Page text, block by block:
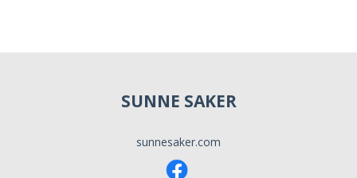
SUNNE SAKER
sunnesaker.com